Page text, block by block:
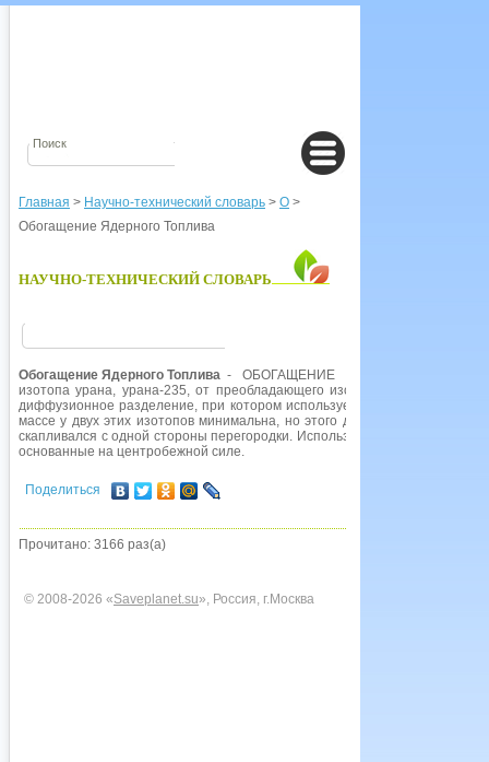
Главная > Научно-технический словарь > О >
Обогащение Ядерного Топлива
НАУЧНО-ТЕХНИЧЕСКИЙ СЛОВАРЬ
Обогащение Ядерного Топлива - ОБОГАЩЕНИЕ ЯДЕРНОГО ТОПЛИВА,
изотопа урана, урана-235, от преобладающего изотопа, урана-238.
диффузионное разделение, при котором используется ряд перегородок
массе у двух этих изотопов минимальна, но этого достаточно, чтобы
скапливался с одной стороны перегородки. Используются также
основанные на центробежной силе.
Поделиться
Прочитано: 3166 раз(а)
© 2008-2026 «Saveplanet.su», Россия, г.Москва